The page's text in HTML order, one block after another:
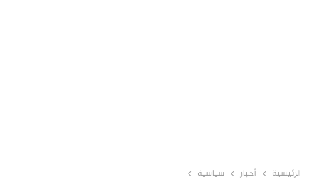
الرئيسية أخبار سياسية